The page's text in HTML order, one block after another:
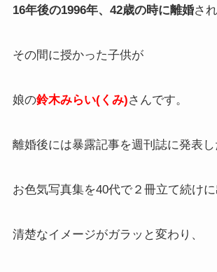
16年後の1996年、42歳の時に離婚さ
その間に授かった子供が
娘の鈴木みらい(くみ)さんです。
離婚後には暴露記事を週刊誌に発表し
お色気写真集を40代で２冊立て続け
清楚なイメージがガラッと変わり、